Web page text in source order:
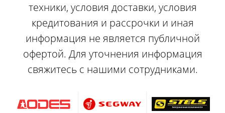
техники, условия доставки, условия
кредитования и рассрочки и иная
информация не является публичной
офертой. Для уточнения информация
свяжитесь с нашими сотрудниками.